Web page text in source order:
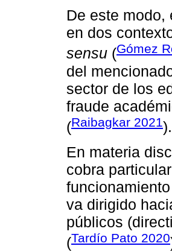
De este
en dos
sensu (Gómez
del
sector de los
fraude
(Raibagkar 2021).
En materia
cobra
va dirigido
públicos
(Tardío Pato 2020